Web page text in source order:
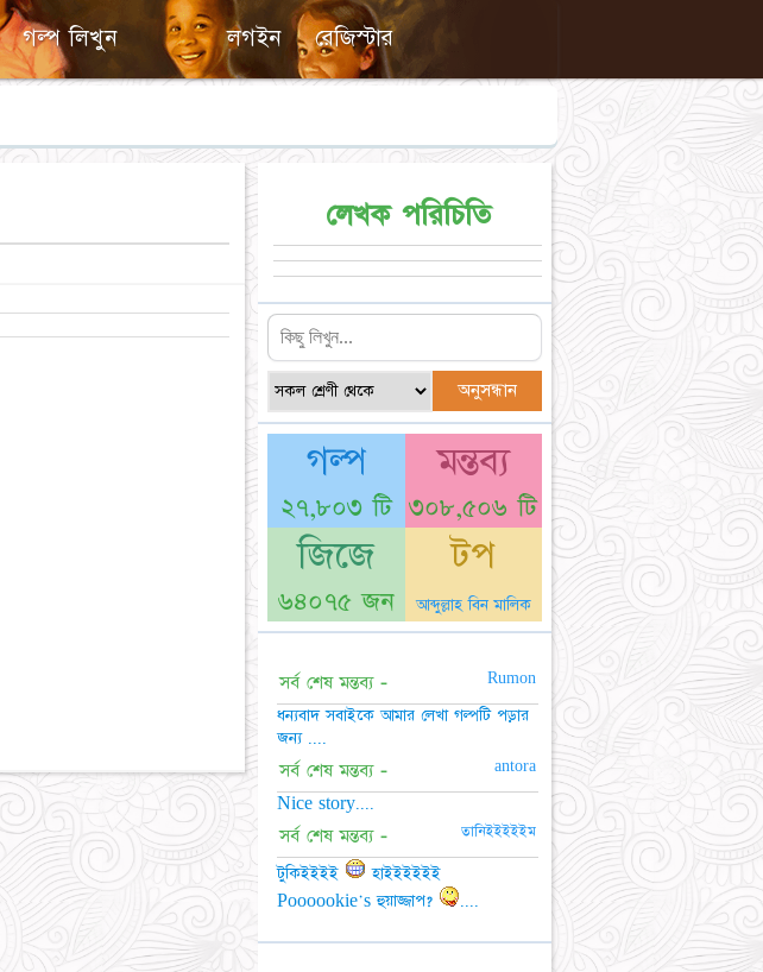
গল্প লিখুন লগইন রেজিস্টার
লেখক পরিচিতি
গল্প
২৭,৮০৩ টি
মন্তব্য
৩০৮,৫০৬ টি
জিজে
৬৪০৭৫ জন
টপ
আব্দুল্লাহ বিন মালিক
সর্ব শেষ মন্তব্য - Rumon
ধন্যবাদ সবাইকে আমার লেখা গল্পটি পড়ার
জন্য ....
সর্ব শেষ মন্তব্য - antora
Nice story....
সর্ব শেষ মন্তব্য - তানিইইইইইম
টুকিইইইই
হাইইইইইই
Poooookie's হুয়াজ্জাপ?
....